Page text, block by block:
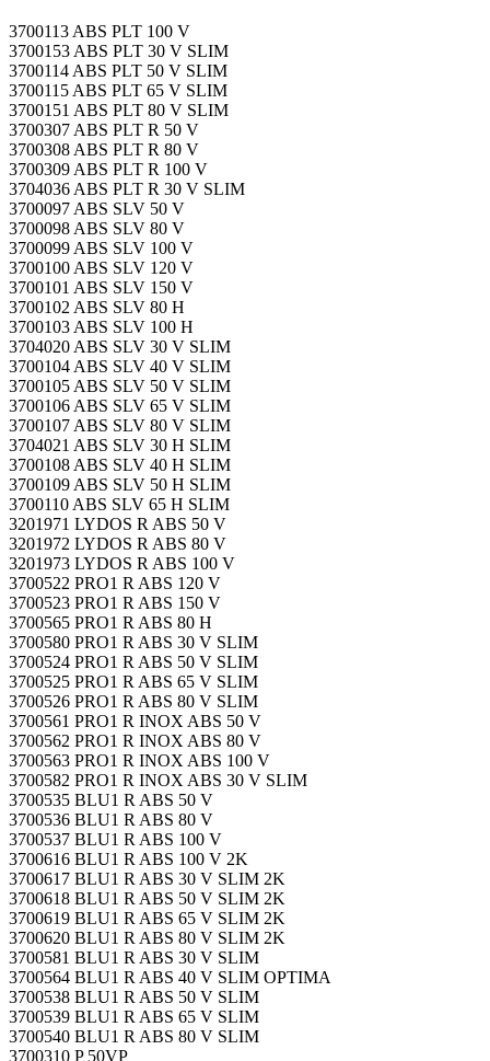
3700113 ABS PLT 100 V
3700153 ABS PLT 30 V SLIM
3700114 ABS PLT 50 V SLIM
3700115 ABS PLT 65 V SLIM
3700151 ABS PLT 80 V SLIM
3700307 ABS PLT R 50 V
3700308 ABS PLT R 80 V
3700309 ABS PLT R 100 V
3704036 ABS PLT R 30 V SLIM
3700097 ABS SLV 50 V
3700098 ABS SLV 80 V
3700099 ABS SLV 100 V
3700100 ABS SLV 120 V
3700101 ABS SLV 150 V
3700102 ABS SLV 80 H
3700103 ABS SLV 100 H
3704020 ABS SLV 30 V SLIM
3700104 ABS SLV 40 V SLIM
3700105 ABS SLV 50 V SLIM
3700106 ABS SLV 65 V SLIM
3700107 ABS SLV 80 V SLIM
3704021 ABS SLV 30 H SLIM
3700108 ABS SLV 40 H SLIM
3700109 ABS SLV 50 H SLIM
3700110 ABS SLV 65 H SLIM
3201971 LYDOS R ABS 50 V
3201972 LYDOS R ABS 80 V
3201973 LYDOS R ABS 100 V
3700522 PRO1 R ABS 120 V
3700523 PRO1 R ABS 150 V
3700565 PRO1 R ABS 80 H
3700580 PRO1 R ABS 30 V SLIM
3700524 PRO1 R ABS 50 V SLIM
3700525 PRO1 R ABS 65 V SLIM
3700526 PRO1 R ABS 80 V SLIM
3700561 PRO1 R INOX ABS 50 V
3700562 PRO1 R INOX ABS 80 V
3700563 PRO1 R INOX ABS 100 V
3700582 PRO1 R INOX ABS 30 V SLIM
3700535 BLU1 R ABS 50 V
3700536 BLU1 R ABS 80 V
3700537 BLU1 R ABS 100 V
3700616 BLU1 R ABS 100 V 2K
3700617 BLU1 R ABS 30 V SLIM 2K
3700618 BLU1 R ABS 50 V SLIM 2K
3700619 BLU1 R ABS 65 V SLIM 2K
3700620 BLU1 R ABS 80 V SLIM 2K
3700581 BLU1 R ABS 30 V SLIM
3700564 BLU1 R ABS 40 V SLIM OPTIMA
3700538 BLU1 R ABS 50 V SLIM
3700539 BLU1 R ABS 65 V SLIM
3700540 BLU1 R ABS 80 V SLIM
3700310 P 50VP